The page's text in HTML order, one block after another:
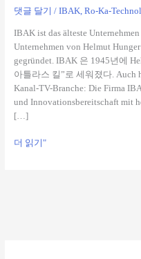
댓글 달기 / IBAK, Ro-Ka-
IBAK ist das älteste
Unternehmen von Helmut
gegründet. IBAK 은 1945년에
아틀라스 킬”로 세워졌다. Auch
Kanal-TV-Branche: Die Firma
und Innovationsbereitschaft mit
[…]
더 읽기"